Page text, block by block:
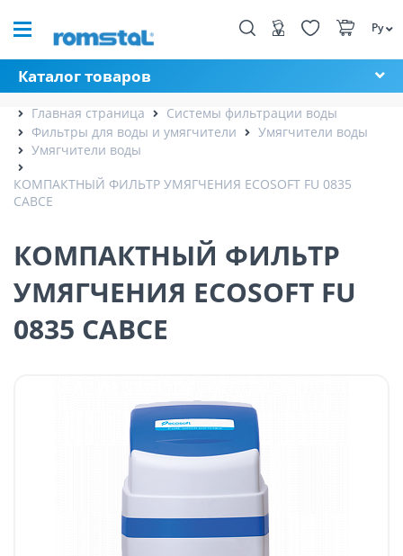
Ру
Каталог товаров
Главная страница
Системы фильтрации воды
Фильтры для воды и умягчители
Умягчители воды
Умягчители воды
КОМПАКТНЫЙ ФИЛЬТР УМЯГЧЕНИЯ ECOSOFT FU 0835
CABCE
КОМПАКТНЫЙ ФИЛЬТР
УМЯГЧЕНИЯ ECOSOFT FU
0835 CABCE